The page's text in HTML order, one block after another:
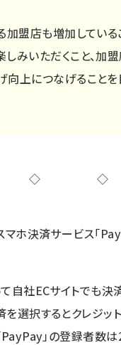
加盟店も増加してい
みいただくこと、加
上につなげることを
マホ決済サービス「
自社ECサイトでも
選択するとクレジッ
PayPay」の登録者数